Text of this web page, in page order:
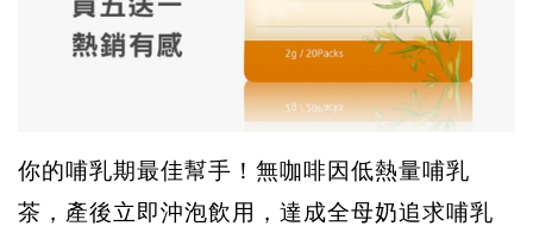
你的哺乳期最佳幫手！無咖啡因低熱量哺乳
茶，產後立即沖泡飲用，達成全母奶追求哺乳